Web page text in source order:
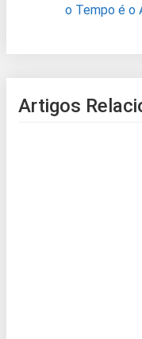
o Tempo é o
Artigos